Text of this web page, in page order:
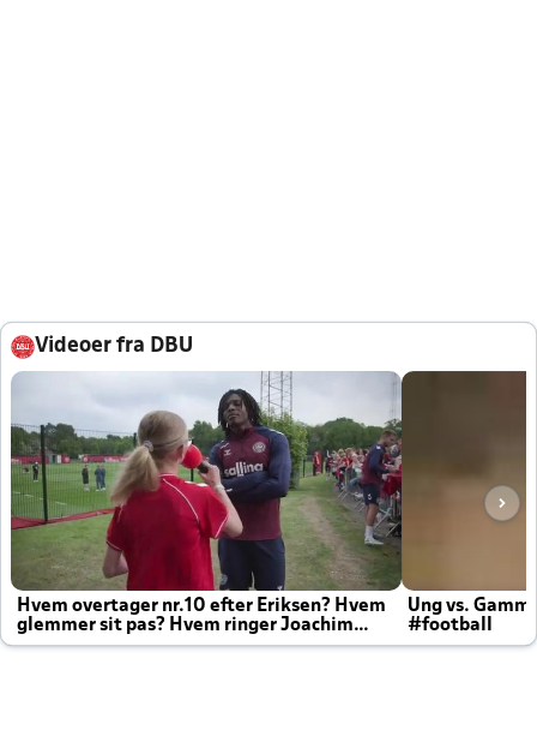
Videoer fra DBU
Hvem overtager nr.10 efter Eriksen? Hvem
glemmer sit pas? Hvem ringer Joachim
altid til efter kampe?
Ung vs.
#football